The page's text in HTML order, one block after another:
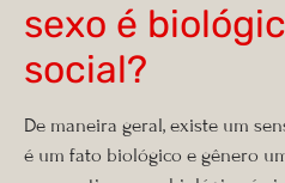
sexo é
social?
De maneira geral, existe um
é um fato biológico e gênero